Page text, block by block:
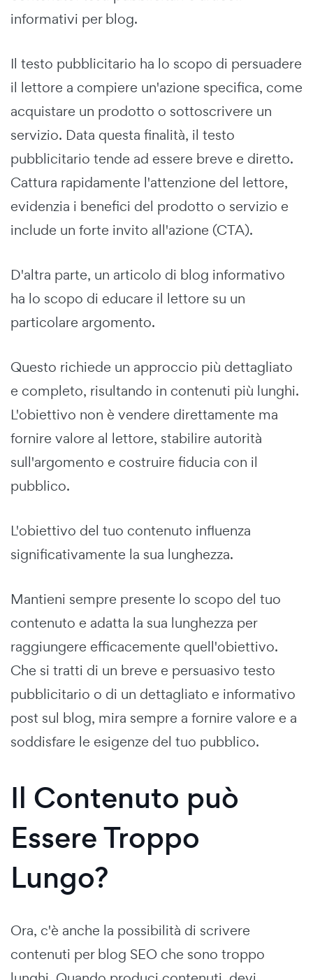
informativi per blog.
Il testo pubblicitario ha lo scopo di persuadere
il lettore a compiere un'azione specifica, come
acquistare un prodotto o sottoscrivere un
servizio. Data questa finalità, il testo
pubblicitario tende ad essere breve e diretto.
Cattura rapidamente l'attenzione del lettore,
evidenzia i benefici del prodotto o servizio e
include un forte invito all'azione (CTA).
D'altra parte, un articolo di blog informativo
ha lo scopo di educare il lettore su un
particolare argomento.
Questo richiede un approccio più dettagliato
e completo, risultando in contenuti più lunghi.
L'obiettivo non è vendere direttamente ma
fornire valore al lettore, stabilire autorità
sull'argomento e costruire fiducia con il
pubblico.
L'obiettivo del tuo contenuto influenza
significativamente la sua lunghezza.
Mantieni sempre presente lo scopo del tuo
contenuto e adatta la sua lunghezza per
raggiungere efficacemente quell'obiettivo.
Che si tratti di un breve e persuasivo testo
pubblicitario o di un dettagliato e informativo
post sul blog, mira sempre a fornire valore e a
soddisfare le esigenze del tuo pubblico.
Il Contenuto può
Essere Troppo
Lungo?
Ora, c'è anche la possibilità di scrivere
contenuti per blog SEO che sono troppo